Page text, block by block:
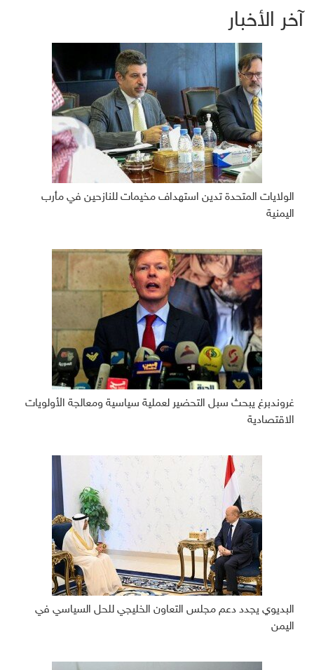
آخر الأخبار
الولايات المتحدة تدين استهداف مخيمات للنازحين في مأرب
اليمنية
غروندبرغ يبحث سبل التحضير لعملية سياسية ومعالجة الأولويات
الاقتصادية
البديوي يجدد دعم مجلس التعاون الخليجي للحل السياسي في
اليمن